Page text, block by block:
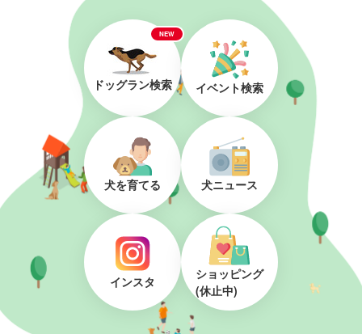
NEW
ドッグラン検索 イベント検索
犬を育てる 犬ニュース
インスタ
ショッピング
(休止中)